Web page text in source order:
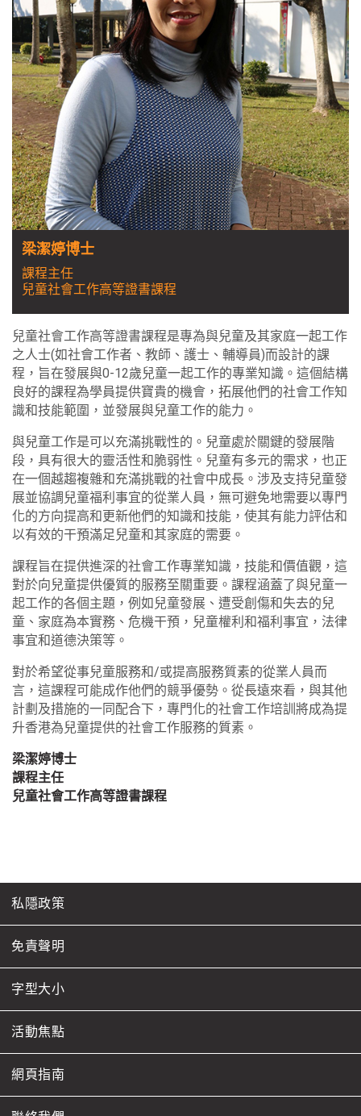
梁潔婷博士
課程主任
兒童社會工作高等證書課程
兒童社會工作高等證書課程是專為與兒童及其家庭一起工作
之人士(如社會工作者、教師、護士、輔導員)而設計的課
程，旨在發展與0-12歲兒童一起工作的專業知識。這個結構
良好的課程為學員提供寶貴的機會，拓展他們的社會工作知
識和技能範圍，並發展與兒童工作的能力。
與兒童工作是可以充滿挑戰性的。兒童處於關鍵的發展階
段，具有很大的靈活性和脆弱性。兒童有多元的需求，也正
在一個越趨複雜和充滿挑戰的社會中成長。涉及支持兒童發
展並協調兒童福利事宜的從業人員，無可避免地需要以專門
化的方向提高和更新他們的知識和技能，使其有能力評估和
以有效的干預滿足兒童和其家庭的需要。
課程旨在提供進深的社會工作專業知識，技能和價值觀，這
對於向兒童提供優質的服務至關重要。課程涵蓋了與兒童一
起工作的各個主題，例如兒童發展、遭受創傷和失去的兒
童、家庭為本實務、危機干預，兒童權利和福利事宜，法律
事宜和道德決策等。
對於希望從事兒童服務和/或提高服務質素的從業人員而
言，這課程可能成作他們的競爭優勢。從長遠來看，與其他
計劃及措施的一同配合下，專門化的社會工作培訓將成為提
升香港為兒童提供的社會工作服務的質素。
梁潔婷博士
課程主任
兒童社會工作高等證書課程
私隱政策
免責聲明
字型大小
活動焦點
網頁指南